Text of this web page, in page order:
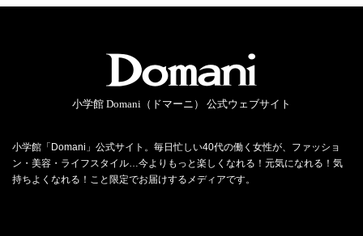
小学館 Domani（ドマーニ） 公式ウェブサイト
小学館「Domani」公式サイト。毎日忙しい40代の働く女性が、ファッショ
ン・美容・ライフスタイル…今よりもっと楽しくなれる！元気になれる！気
持ちよくなれる！こと限定でお届けするメディアです。